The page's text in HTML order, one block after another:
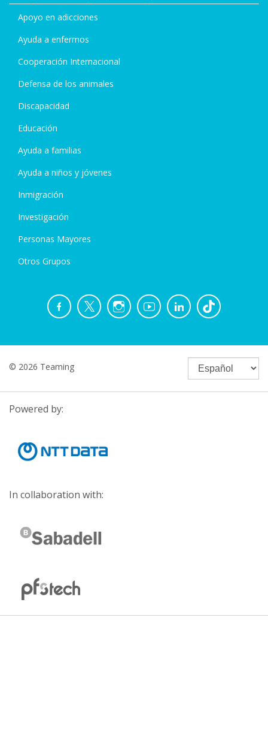
Apoyo en adicciones
Ayuda a enfermos
Cooperación Internacional
Defensa de los animales
Discapacidad
Educación
Ayuda a familias
Ayuda a niños y jóvenes
Inmigración
Investigación
Personas Mayores
Otros Grupos
© 2026 Teaming
Powered by:
In collaboration with: